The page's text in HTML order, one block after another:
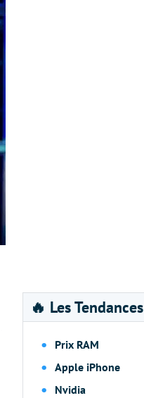
🔥 Les Tendances
Prix RAM
Apple iPhone
Nvidia